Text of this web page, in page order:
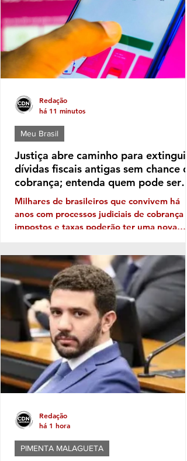
Justiça abre caminho para extinguir
dívidas fiscais antigas sem chance
cobrança; entenda quem pode ser
beneficiado
Milhares de brasileiros que convivem há
anos com processos judiciais de cobrança
impostos e taxas poderão ter uma nova
Nacional de Justiça (CNJ) autoriza os
tribunais a extinguir execuções fiscais
antigas que permanecem sem qualquer
perspectiva de recuperação dos valores. A
medida, no entanto, não significa um
generalizado das dívidas. Ela vale apenas
para processos específicos e depende de
análise individual da Justiça. A ini
Meu Brasil
Redação
há 11 minutos
PIMENTA MALAGUETA
Redação
há 1 hora